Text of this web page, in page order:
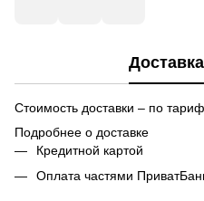
Доставка
Стоимость доставки – по
Подробнее о доставке
Кредитной картой
Оплата частями